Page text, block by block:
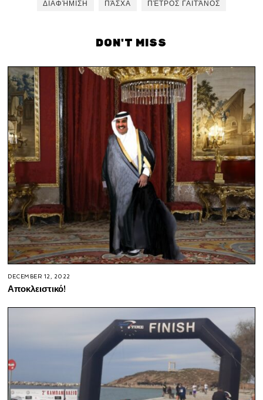
ΔΙΑΦΉΜΙΣΗ ΠΆΣΧΑ ΠΈΤΡΟΣ ΓΑΪΤΆΝΟΣ
DON'T MISS
DECEMBER 12, 2022
Αποκλειστικό!